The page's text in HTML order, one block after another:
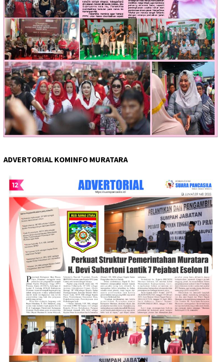
ADVERTORIAL KOMINFO MURATARA